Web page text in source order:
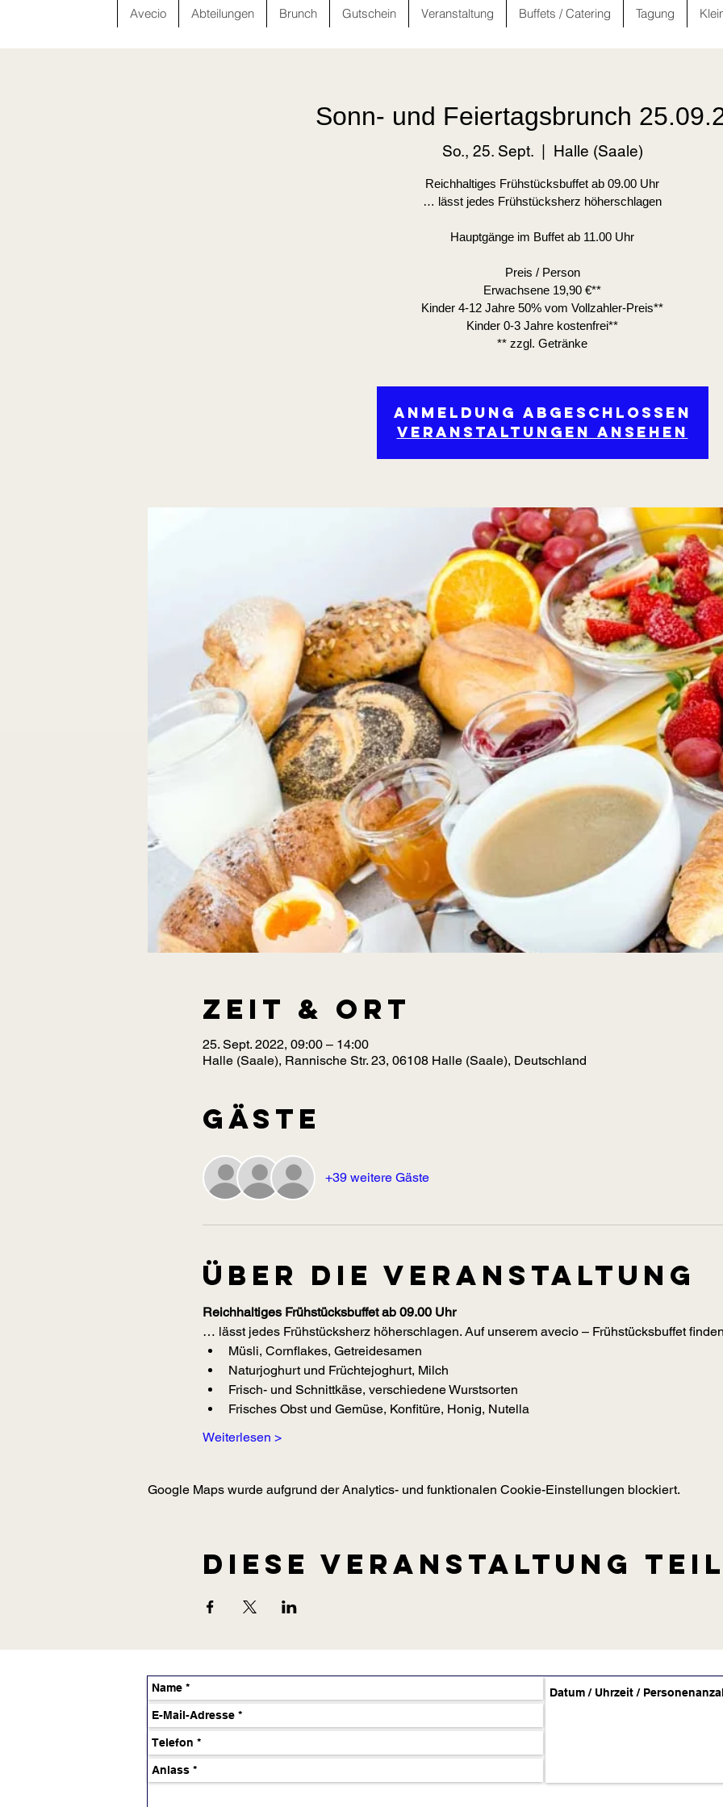
Avecio Abteilungen Brunch Gutschein Veranstaltung Buffets / Catering Tagung
Sonn- und Feiertagsbrunch
So., 25. Sept.
  |
Halle (Saale)
Reichhaltiges Frühstücksbuffet ab 09.00 Uhr
… lässt jedes Frühstücksherz höherschlagen
Hauptgänge im Buffet ab 11.00 Uhr
Preis / Person
Erwachsene 19,90 €**
Kinder 4-12 Jahre 50% vom Vollzahler-Preis**
Kinder 0-3 Jahre kostenfrei**
** zzgl. Getränke
Anmeldung abgeschlossen
Veranstaltungen ansehen
Zeit & Ort
25. Sept. 2022, 09:00 – 14:00
Halle (Saale), Rannische Str. 23, 06108 Halle (Saale), Deutschland
Gäste
+39 weitere Gäste
Über die Veranstaltung
Reichhaltiges Frühstücksbuffet ab 09.00 Uhr
… lässt jedes Frühstücksherz höherschlagen. Auf unserem avecio – Frühstücksbuffet
Müsli, Cornflakes, Getreidesamen
Naturjoghurt und Früchtejoghurt, Milch
Frisch- und Schnittkäse, verschiedene Wurstsorten
Frisches Obst und Gemüse, Konfitüre, Honig, Nutella
Weiterlesen >
Google Maps wurde aufgrund der Analytics- und funktionalen Cookie-Einstellungen blockiert.
Diese Veranstaltung